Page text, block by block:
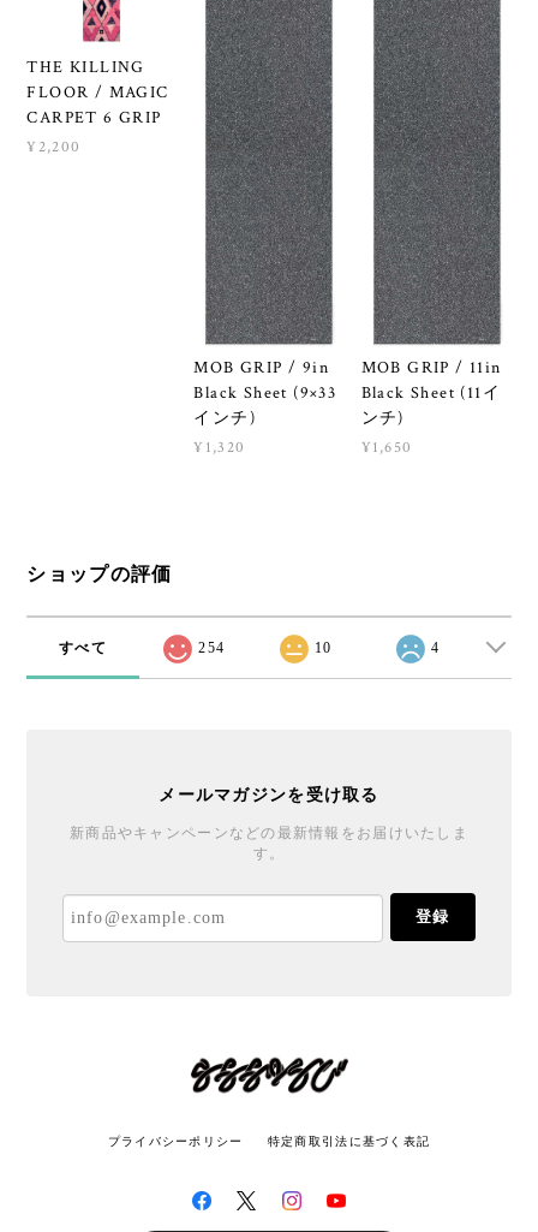
THE KILLING
FLOOR / MAGIC
CARPET 6 GRIP
¥2,200
MOB GRIP / 9in
Black Sheet (9×33
インチ)
¥1,320
MOB GRIP / 11in
Black Sheet (11イ
ンチ)
¥1,650
ショップの評価
すべて 254 10 4
メールマガジンを受け取る
新商品やキャンペーンなどの最新情報をお届けいたしま
す。
登録
プライバシーポリシー 特定商取引法に基づく表記